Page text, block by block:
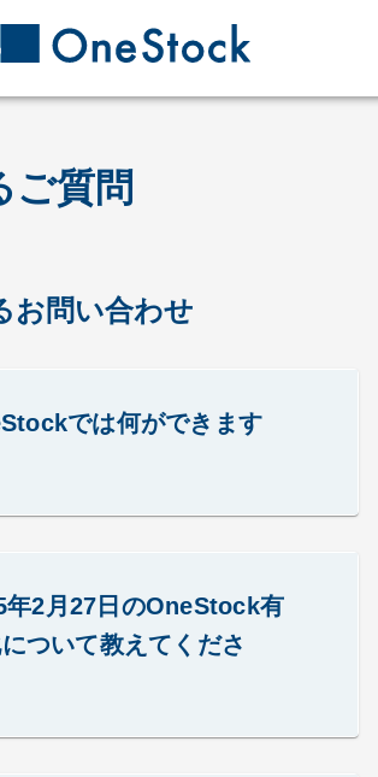
ご質問
お問い合わせ
では何ができます
る不安を取り除く資産管理ア
す。
金融機関の資産を一元管理す
ができます。また、「資産寿
の資産状況の推移や比較を詳
年2月27日のOneStock有
ついて教えてくださ